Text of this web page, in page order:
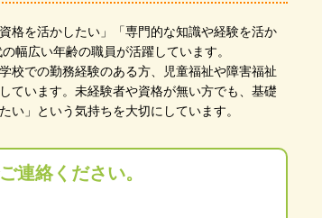
格を活かしたい」「専門的な知識や経験を活か
幅広い年齢の職員が活躍しています。
校での勤務経験のある方、児童福祉や障害福祉
ています。未経験者や資格が無い方でも、基礎
」という気持ちを大切にしています。
連絡ください。